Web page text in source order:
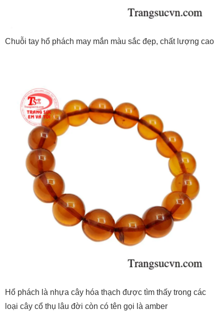
Chuỗi tay hổ phách may mắn màu sắc đẹp, chất lượng cao
Hổ phách là nhựa cây hóa thạch được tìm thấy trong các
loại cây cổ thụ lâu đời còn có tên gọi là amber